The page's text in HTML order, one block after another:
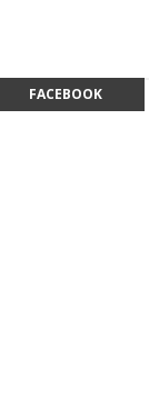
FACEBOOK